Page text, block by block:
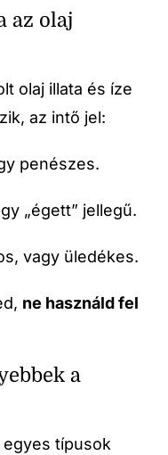
az olaj
olaj illata és íze
az intő jel:
penészes.
„égett” jellegű.
vagy üledékes.
ne használd fel
a
típusok